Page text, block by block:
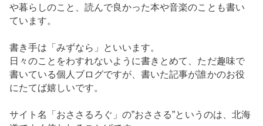
や暮らしのこと、読んで良かった本や音楽のことも書い
ています。
書き手は「みずなら」といいます。
日々のことをわすれないように書きとめて、ただ趣味で
書いている個人ブログですが、書いた記事が誰かのお役
にたてば嬉しいです。
サイト名「おささるろぐ」の”おささる”というのは、北海